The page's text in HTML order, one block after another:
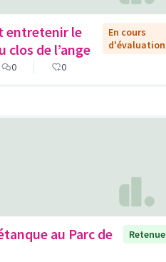
entretenir le
clos de l’ange
En cours
d'évaluation
0 0
au Parc de
Retenue